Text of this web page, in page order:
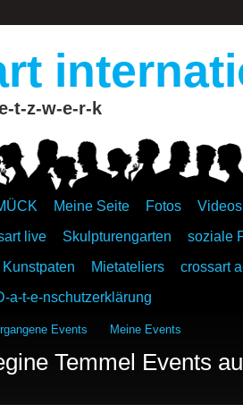
t-z-w-e-r-k
Meine Seite Fotos
Videos
live Skulpturengarten
soziale
Kunstpaten Mietateliers
crossart
a-t-e-nschutzerklärung
Events Meine Events
Temmel Events